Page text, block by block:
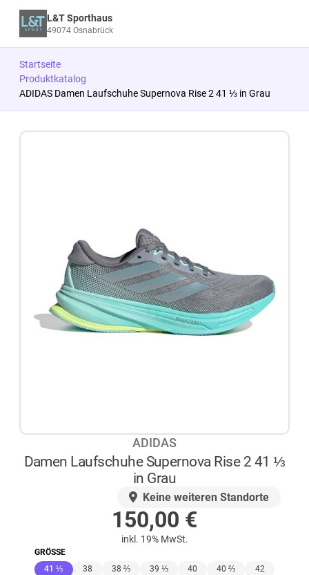
L&T Sporthaus
49074 Osnabrück
Startseite
Produktkatalog
ADIDAS Damen Laufschuhe Supernova Rise 2 41 ⅓ in Grau
ADIDAS
Damen Laufschuhe Supernova Rise 2 41 ⅓
in Grau
Keine weiteren Standorte
150,00 €
inkl. 19% MwSt.
GRÖSSE
41 ⅓(ausgewählt)
38 38 ⅔ 39 ⅓ 40 40 ⅔
42